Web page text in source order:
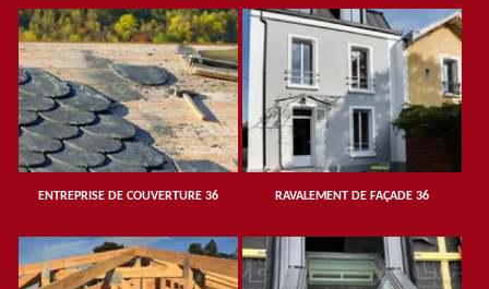
ENTREPRISE DE COUVERTURE 36 RAVALEMENT DE FAÇADE 36